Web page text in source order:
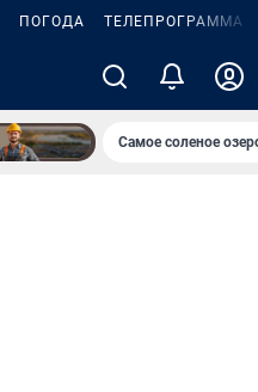
ПОГОДА ТЕЛЕПРОГРАММА
Самое соленое